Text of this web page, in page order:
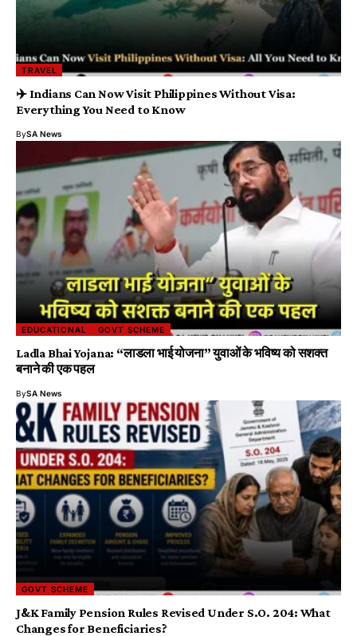
TRAVEL
✈️ Indians Can Now Visit Philippines Without Visa:
Everything You Need to Know
BySA News
EDUCATIONAL GOVT SCHEME
Ladla Bhai Yojana: “लाडला भाई योजना” युवाओं के भविष्य को सशक्त
बनाने की एक पहल
BySA News
GOVT SCHEME
J&K Family Pension Rules Revised Under S.O. 204: What
Changes for Beneficiaries?